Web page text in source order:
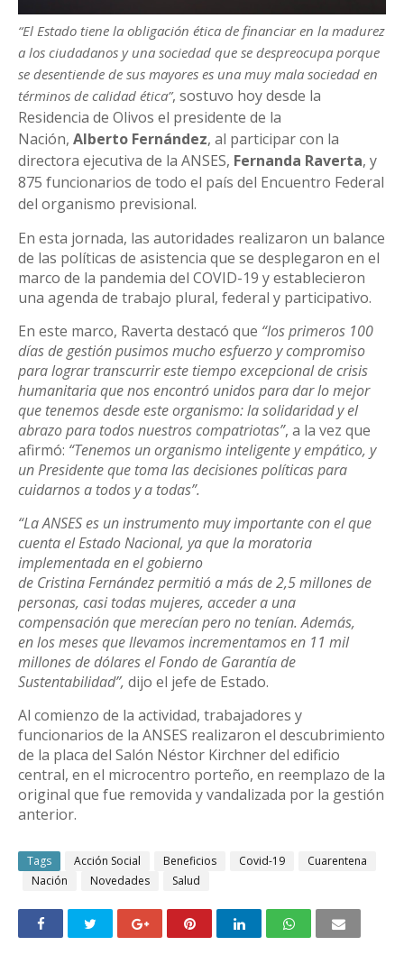
“El Estado tiene la obligación ética de financiar en la madurez
a los ciudadanos y una sociedad que se despreocupa porque
se desentiende de sus mayores es una muy mala sociedad en
términos de calidad ética”, sostuvo hoy desde la
Residencia de Olivos el presidente de la
Nación, Alberto Fernández, al participar con la
directora ejecutiva de la ANSES, Fernanda Raverta, y
875 funcionarios de todo el país del Encuentro Federal
del organismo previsional.
En esta jornada, las autoridades realizaron un balance
de las políticas de asistencia que se desplegaron en el
marco de la pandemia del COVID-19 y establecieron
una agenda de trabajo plural, federal y participativo.
En este marco, Raverta destacó que “los primeros 100
días de gestión pusimos mucho esfuerzo y compromiso
para lograr transcurrir este tiempo excepcional de crisis
humanitaria que nos encontró unidos para dar lo mejor
que tenemos desde este organismo: la solidaridad y el
abrazo para todos nuestros compatriotas”, a la vez que
afirmó: “Tenemos un organismo inteligente y empático, y
un Presidente que toma las decisiones políticas para
cuidarnos a todos y a todas”.
“La ANSES es un instrumento muy importante con el que
cuenta el Estado Nacional, ya que la moratoria
implementada en el gobierno
de Cristina Fernández permitió a más de 2,5 millones de
personas, casi todas mujeres, acceder a una
compensación que merecían pero no tenían. Además,
en los meses que llevamos incrementamos en 11 mil
millones de dólares el Fondo de Garantía de
Sustentabilidad”, dijo el jefe de Estado.
Al comienzo de la actividad, trabajadores y
funcionarios de la ANSES realizaron el descubrimiento
de la placa del Salón Néstor Kirchner del edificio
central, en el microcentro porteño, en reemplazo de la
original que fue removida y vandalizada por la gestión
anterior.
Tags Acción Social Beneficios Covid-19
Cuarentena
Nación
Novedades Salud